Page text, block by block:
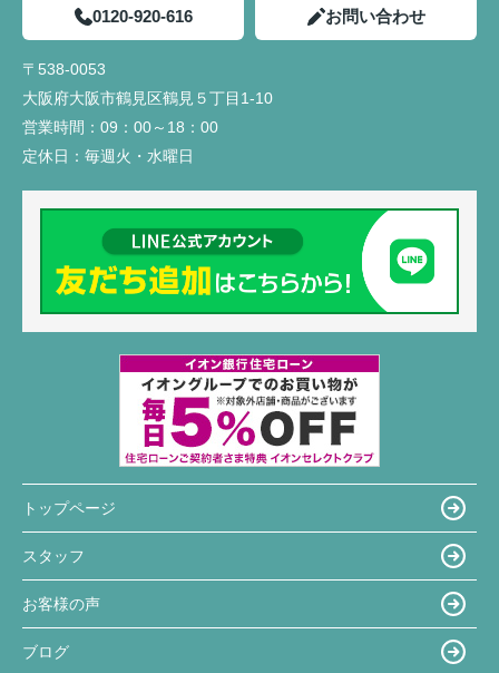
0120-920-616 お問い合わせ
〒538-0053
大阪府大阪市鶴見区鶴見５丁目1-10
営業時間： 09：00～18：00
定休日： 毎週火・水曜日
トップページ
スタッフ
お客様の声
ブログ